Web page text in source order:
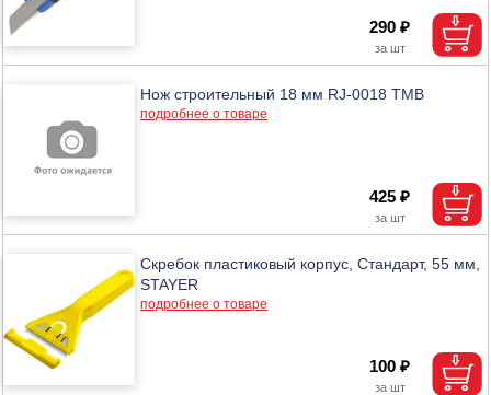
290 ₽
Нож строительный 18 мм RJ-0018 ТМВ
подробнее о товаре
425 ₽
Скребок пластиковый корпус, Стандарт, 55 мм,
STAYER
подробнее о товаре
100 ₽